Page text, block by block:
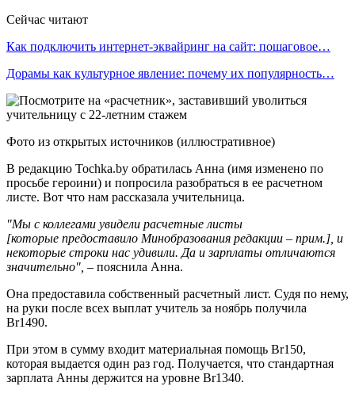
Сейчас читают
Как подключить интернет-эквайринг на сайт: пошаговое…
Дорамы как культурное явление: почему их популярность…
Фото из открытых источников (иллюстративное)
В редакцию Tochka.by обратилась Анна (имя изменено по
просьбе героини) и попросила разобраться в ее расчетном
листе. Вот что нам рассказала учительница.
"Мы с коллегами увидели расчетные листы
[которые предоставило Минобразования редакции – прим.], и
некоторые строки нас удивили. Да и зарплаты отличаются
значительно", – пояснила Анна.
Она предоставила собственный расчетный лист. Судя по нему,
на руки после всех выплат учитель за ноябрь получила
Br1490.
При этом в сумму входит материальная помощь Br150,
которая выдается один раз год. Получается, что стандартная
зарплата Анны держится на уровне Br1340.